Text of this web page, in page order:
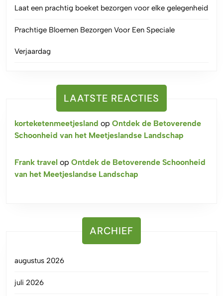
Laat een prachtig boeket bezorgen voor elke gelegenheid
Prachtige Bloemen Bezorgen Voor Een Speciale
Verjaardag
LAATSTE REACTIES
korteketenmeetjesland op Ontdek de Betoverende
Schoonheid van het Meetjeslandse Landschap
Frank travel op Ontdek de Betoverende Schoonheid
van het Meetjeslandse Landschap
ARCHIEF
augustus 2026
juli 2026